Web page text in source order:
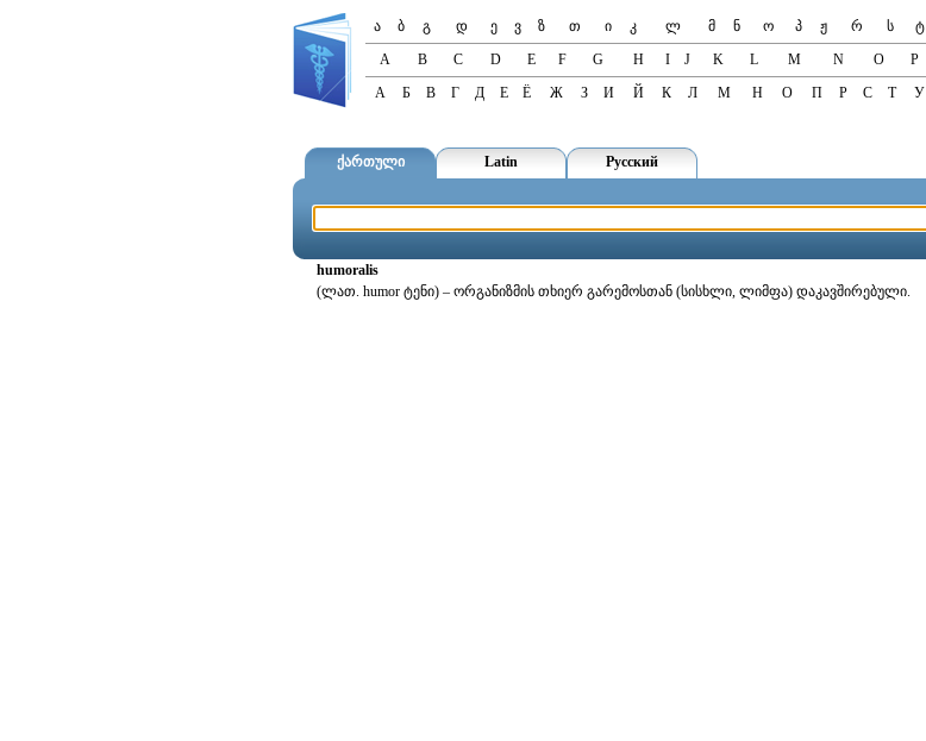
ა ბ გ დ ე ვ ზ თ ი კ ლ მ ნ ო პ ჟ რ ს ტ
A
B C D E F G H I J K L M N O P
А
Б В Г Д Е Ё Ж З И Й К Л М Н О П Р С Т У
ქართული Latin Русский
humoralis
(ლათ. humor ტენი) – ორგანიზმის თხიერ გარემოსთან (სისხლი, ლიმფა) დაკავშირებული.